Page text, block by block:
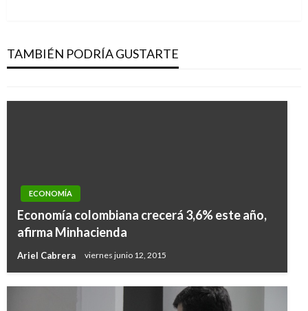
TAMBIÉN PODRÍA GUSTARTE
a la firma del acuerdo de paz
Giovanni Alarcón M. domingo septiembre 25, 2016
ECONOMÍA
Economía colombiana crecerá 3,6% este año,
afirma Minhacienda
Ariel Cabrera viernes junio 12, 2015